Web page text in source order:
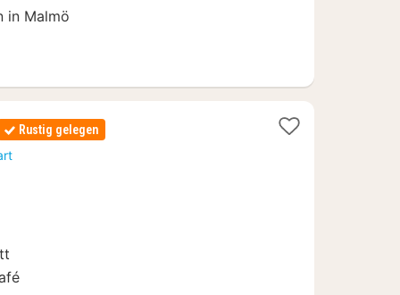
in Malmö
Rustig gelegen